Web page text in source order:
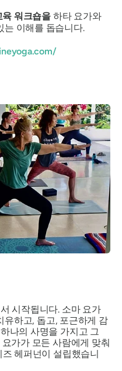
육 워크숍을하타 요가와
는 이해를 돕습니다.
시작됩니다. 소마 요가
유하고, 돕고, 포근하게 감
나의 사명을 가지고 그
가가 모든 사람에게 맞춰
헤퍼넌이 설립했습니